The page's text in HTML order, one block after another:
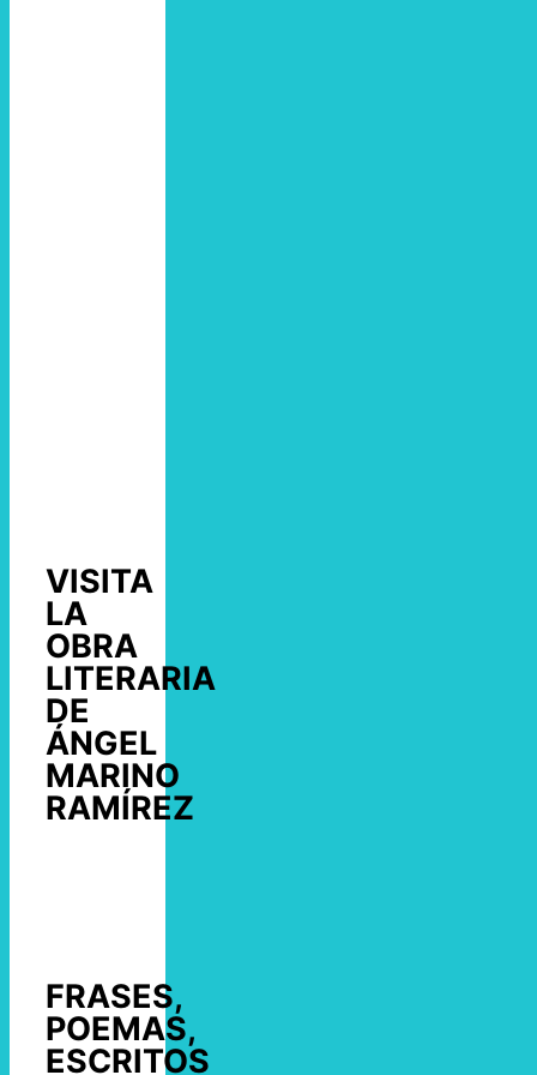
VISITA
LA
OBRA
LITERARIA
DE
ÁNGEL
MARINO
RAMÍREZ
FRASES,
POEMAS,
ESCRITOS